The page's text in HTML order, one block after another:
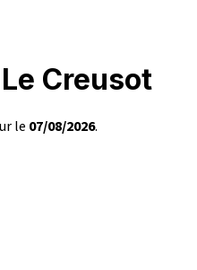
Creusot
le 07/08/2026.